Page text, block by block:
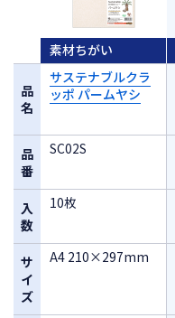
品
名
品
番
入
数
サ
イ
ズ
素材ちがい
サステナブルクラ
ッポ パームヤシ
SC02S
10枚
A4 210×297mm